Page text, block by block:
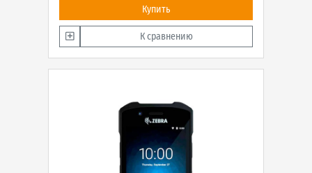
Купить
К сравнению